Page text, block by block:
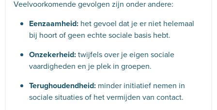
Veelvoorkomende gevolgen zijn onder andere:
Eenzaamheid: het gevoel dat je er niet helemaal
bij hoort of geen echte sociale basis hebt.
Onzekerheid:twijfels over je eigen sociale
vaardigheden en je plek in groepen.
Terughoudendheid: minder initiatief nemen in
sociale situaties of het vermijden van contact.